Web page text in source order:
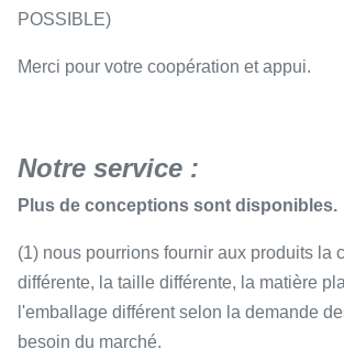
POSSIBLE)
Merci pour votre coopération et appui.
Notre service :
Plus de conceptions sont disponibles.
(1) nous pourrions fournir aux produits la
différente, la taille différente, la matière
l'emballage différent selon la demande
besoin du marché.